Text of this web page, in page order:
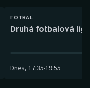
FOTBAL
Druhá fotbalová
Dnes, 17:35-19:55